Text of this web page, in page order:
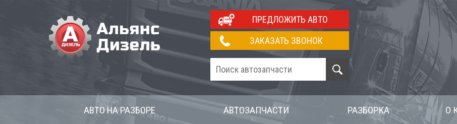
ПРЕДЛОЖИТЬ АВТО
ЗАКАЗАТЬ ЗВОНОК
АВТО НА РАЗБОРЕ АВТОЗАПЧАСТИ РАЗБОРКА О